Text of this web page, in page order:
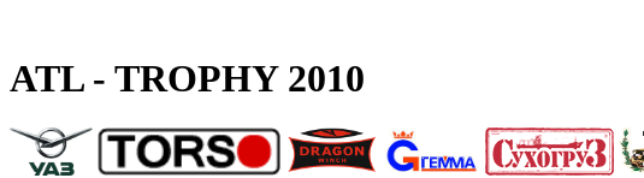
ATL - TROPHY 2010